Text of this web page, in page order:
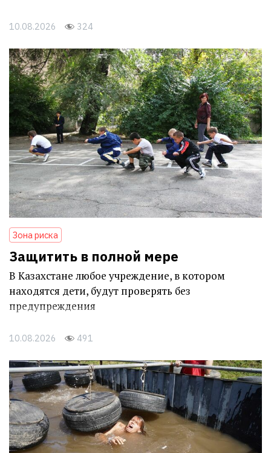
10.08.2026 324
Зона риска
Защитить в полной мере
В Казахстане любое учреждение, в котором
находятся дети, будут проверять без
предупреждения
10.08.2026 491